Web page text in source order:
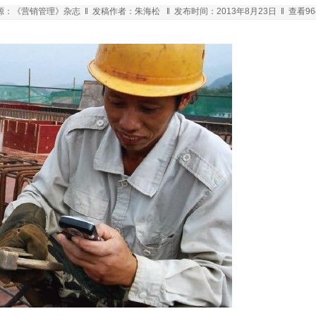
：《营销管理》杂志 ‖ 发稿作者：朱海松 ‖ 发布时间：2013年8月23日 ‖ 查看